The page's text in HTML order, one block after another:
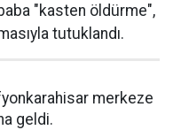
"kasten öldürme",
tutuklandı.
merkeze
geldi.